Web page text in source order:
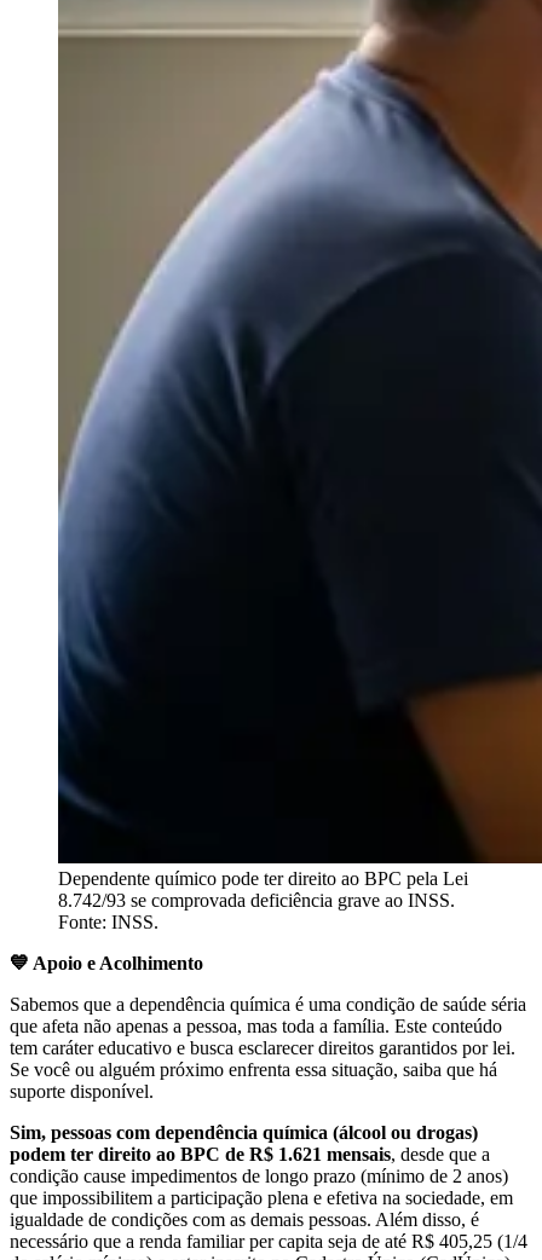
Dependente químico pode ter direito ao BPC pela Lei
8.742/93 se comprovada deficiência grave ao INSS.
Fonte: INSS.
💙 Apoio e Acolhimento
Sabemos que a dependência química é uma condição de saúde séria
que afeta não apenas a pessoa, mas toda a família. Este conteúdo
tem caráter educativo e busca esclarecer direitos garantidos por lei.
Se você ou alguém próximo enfrenta essa situação, saiba que há
suporte disponível.
Sim, pessoas com dependência química (álcool ou drogas)
podem ter direito ao BPC de R$ 1.621 mensais, desde que a
condição cause impedimentos de longo prazo (mínimo de 2 anos)
que impossibilitem a participação plena e efetiva na sociedade, em
igualdade de condições com as demais pessoas. Além disso, é
necessário que a renda familiar per capita seja de até R$ 405,25 (1/4